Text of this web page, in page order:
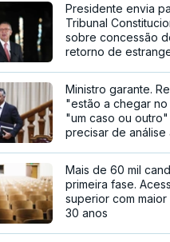
Presidente envia
Tribunal
sobre concessão
retorno de
Ministro garante.
"estão a chegar
"um caso ou
precisar de análise
Mais de 60 mil
primeira fase.
superior com
30 anos